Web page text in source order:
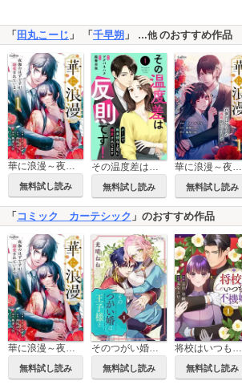
「田丸こーじ 」 「千早朔 」 …他のおすすめ作品
華に浪漫～夜伽のはずですが溺愛されています～
無料試し読み
その温度差は反則です！～クールで無表情な上司に溺愛されてます～
無料試し読み 無料試し読み
「 コミック カーテシック 」のおすすめ作品
華に浪漫～夜伽のはずですが溺愛されています～
無料試し読み
そのつがい婚は王子様と
無料試し読み
将校はいつも不機嫌
無料試し読み